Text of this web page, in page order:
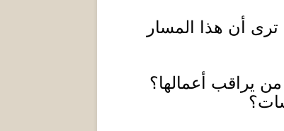
ترى أن هذا المسار
من يراقب أعمالها؟